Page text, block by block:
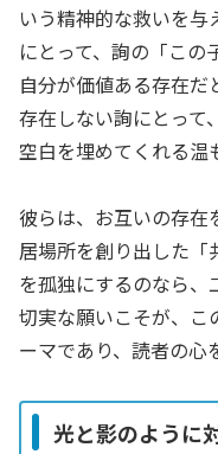
いう精神的な救いを
にとって、詢の「この
自分が価値ある存在
存在しない詢にとって
空白を埋めてくれる温
彼らは、お互いの存在
居場所を創り出した「
を孤独にするのなら
切実な願いこそが、こ
ーマであり、読者の心
光と影のように